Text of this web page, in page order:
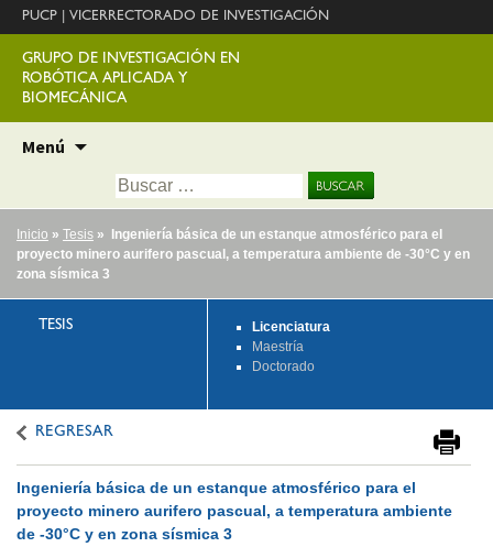
PUCP VICERRECTORADO DE INVESTIGACIÓN
GRUPO DE INVESTIGACIÓN EN
ROBÓTICA APLICADA Y
BIOMECÁNICA
Menú
contenido
Buscar:
Inicio » Tesis » Ingeniería básica de un estanque atmosférico para el
proyecto minero aurifero pascual, a temperatura ambiente de -30°C y en
zona sísmica 3
TESIS
Licenciatura
Maestría
Doctorado
REGRESAR
Ingeniería básica de un estanque atmosférico para el
proyecto minero aurifero pascual, a temperatura ambiente
de -30°C y en zona sísmica 3